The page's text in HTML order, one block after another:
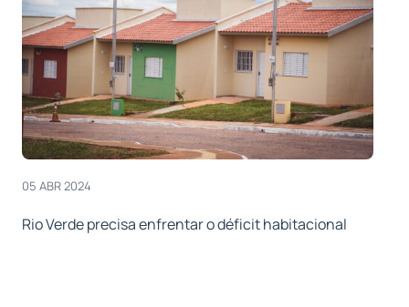
05 ABR 2024
Rio Verde precisa enfrentar o déficit habitacional